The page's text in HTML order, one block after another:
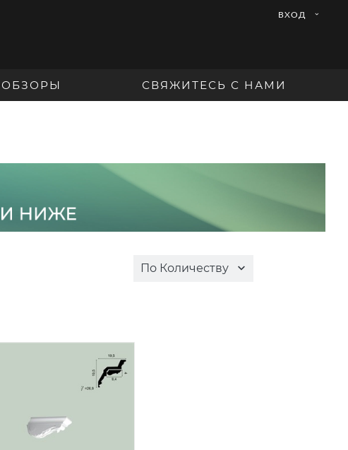
ВХОД
СВЯЖИТЕСЬ С НАМИ
По Количеству